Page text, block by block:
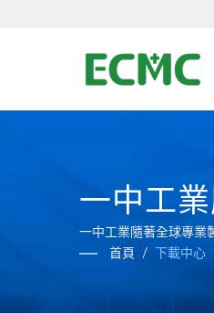
一中工
一中工業隨著全球專業
首頁 / 下載中心